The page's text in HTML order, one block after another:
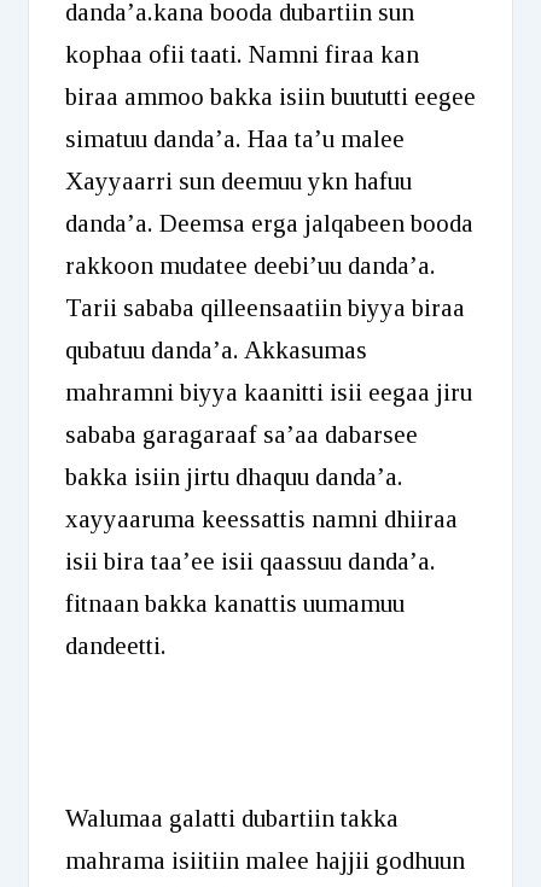
danda’a.kana booda dubartiin sun
kophaa ofii taati. Namni firaa kan
biraa ammoo bakka isiin buututti eegee
simatuu danda’a. Haa ta’u malee
Xayyaarri sun deemuu ykn hafuu
danda’a. Deemsa erga jalqabeen booda
rakkoon mudatee deebi’uu danda’a.
Tarii sababa qilleensaatiin biyya biraa
qubatuu danda’a. Akkasumas
mahramni biyya kaanitti isii eegaa jiru
sababa garagaraaf sa’aa dabarsee
bakka isiin jirtu dhaquu danda’a.
xayyaaruma keessattis namni dhiiraa
isii bira taa’ee isii qaassuu danda’a.
fitnaan bakka kanattis uumamuu
dandeetti.
Walumaa galatti dubartiin takka
mahrama isiitiin malee hajjii godhuun